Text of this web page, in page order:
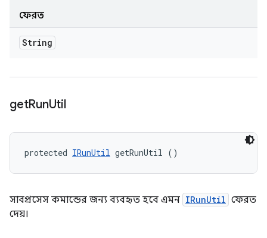
ফেরত
String
getRunUtil
protected IRunUtil getRunUtil ()
সাবপ্রসেস কমান্ডের জন্য ব্যবহৃত হবে এমন IRunUtil ফেরত
দেয়।